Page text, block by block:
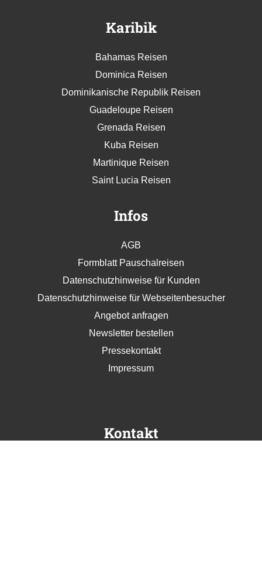
Karibik
Bahamas Reisen
Dominica Reisen
Dominikanische Republik Reisen
Guadeloupe Reisen
Grenada Reisen
Kuba Reisen
Martinique Reisen
Saint Lucia Reisen
Infos
AGB
Formblatt Pauschalreisen
Datenschutzhinweise für Kunden
Datenschutzhinweise für Webseitenbesucher
Angebot anfragen
Newsletter bestellen
Pressekontakt
Impressum
Kontakt